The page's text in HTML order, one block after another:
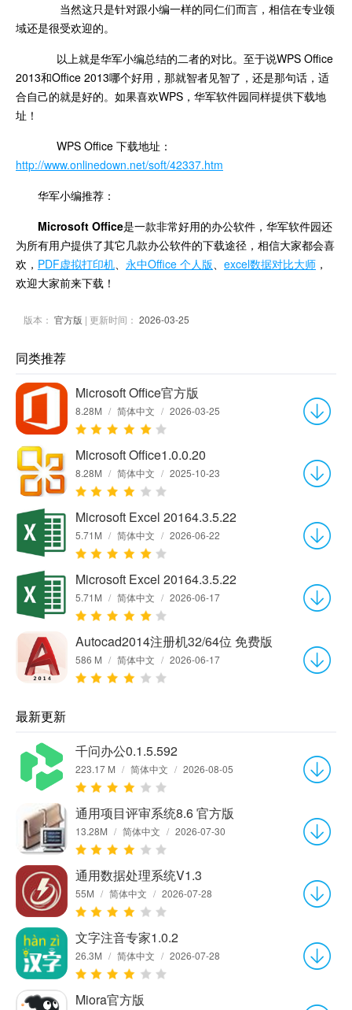
当然这只是针对跟小编一样的同仁们而言，相信在专业领
域还是很受欢迎的。
以上就是华军小编总结的二者的对比。至于说WPS Office
2013和Office 2013哪个好用，那就智者见智了，还是那句话，适
合自己的就是好的。如果喜欢WPS，华军软件园同样提供下载地
址！
WPS Office 下载地址：
http://www.onlinedown.net/soft/42337.htm
华军小编推荐：
Microsoft Office是一款非常好用的办公软件，华军软件园还
为所有用户提供了其它几款办公软件的下载途径，相信大家都会喜
欢， PDF虚拟打印机、 永中Office 个人版、 excel数据对比大师 ，
欢迎大家前来下载！
版本： 官方版 | 更新时间： 2026-03-25
同类推荐
Microsoft Office官方版
8.28M / 简体中文 / 2026-03-25
Microsoft Office1.0.0.20
8.28M / 简体中文 / 2025-10-23
Microsoft Excel 20164.3.5.22
5.71M / 简体中文 / 2026-06-22
Microsoft Excel 20164.3.5.22
5.71M / 简体中文 / 2026-06-17
Autocad2014注册机32/64位 免费版
586 M / 简体中文 / 2026-06-17
最新更新
千问办公0.1.5.592
223.17 M / 简体中文 / 2026-08-05
通用项目评审系统8.6 官方版
13.28M / 简体中文 / 2026-07-30
通用数据处理系统V1.3
55M / 简体中文 / 2026-07-28
文字注音专家1.0.2
26.3M / 简体中文 / 2026-07-28
Miora官方版